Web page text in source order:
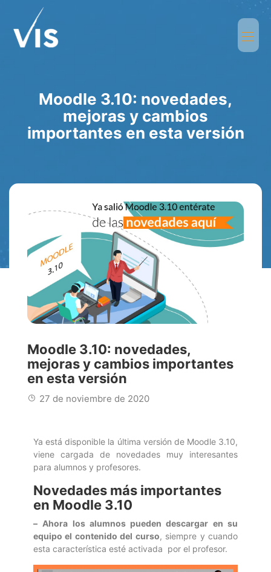
Moodle 3.10: novedades,
mejoras y cambios
importantes en esta versión
Moodle 3.10: novedades,
mejoras y cambios importantes
en esta versión
27 de noviembre de 2020
Ya está disponible la última versión de Moodle 3.10,
viene cargada de novedades muy interesantes
para alumnos y profesores.
Novedades más importantes
en Moodle 3.10
– Ahora los alumnos pueden descargar en su
equipo el contenido del curso, siempre y cuando
esta característica esté activada por el profesor.